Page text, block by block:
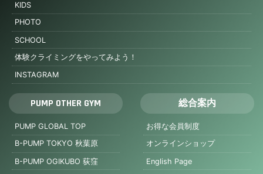
KIDS
PHOTO
SCHOOL
体験クライミングをやってみよう！
INSTAGRAM
PUMP OTHER GYM
PUMP GLOBAL TOP
B-PUMP TOKYO 秋葉原
B-PUMP OGIKUBO 荻窪
総合案内
お得な会員制度
オンラインショップ
English Page